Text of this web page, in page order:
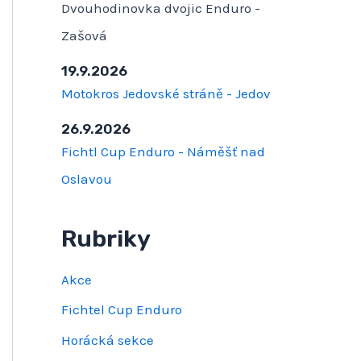
Dvouhodinovka dvojic Enduro -
Zašová
19.9.2026
Motokros Jedovské stráně - Jedov
26.9.2026
Fichtl Cup Enduro - Náměšť nad
Oslavou
Rubriky
Akce
Fichtel Cup Enduro
Horácká sekce